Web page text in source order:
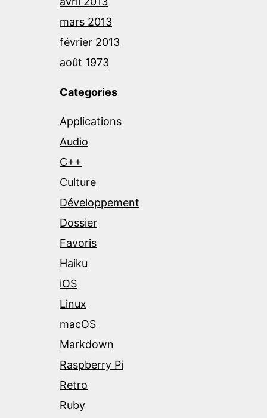
mars 2013
février 2013
août 1973
Categories
Applications
Audio
C++
Culture
Développement
Dossier
Favoris
Haiku
iOS
Linux
macOS
Markdown
Raspberry Pi
Retro
Ruby